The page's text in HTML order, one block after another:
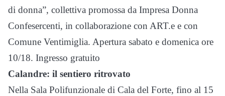
di donna”, collettiva promossa da Impresa Donna
Confesercenti, in collaborazione con ART.e e con
Comune Ventimiglia. Apertura sabato e domenica ore
10/18. Ingresso gratuito
Calandre: il sentiero ritrovato
Nella Sala Polifunzionale di Cala del Forte, fino al 15